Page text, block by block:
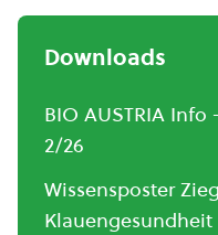
Downloads
BIO AUSTRIA
2/26
Wissensposter
Klauengesundheit